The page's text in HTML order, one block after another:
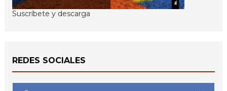
Suscríbete y descarga
REDES SOCIALES